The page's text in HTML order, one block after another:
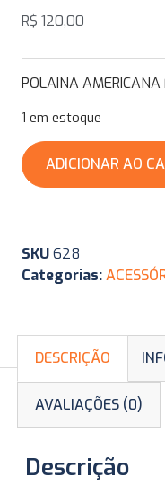
R$ 120,00
POLAINA AMERICANA
1 em estoque
ADICIONAR AO
SKU628
Categorias:
DESCRIÇÃO
AVALIAÇÕES (0)
Descrição